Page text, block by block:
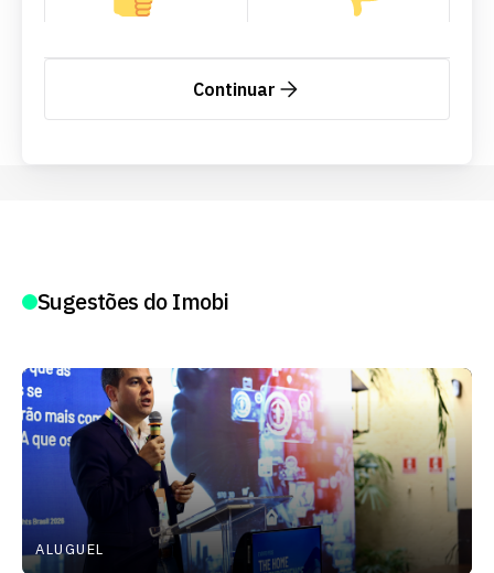
Continuar
Sugestões do Imobi
ALUGUEL